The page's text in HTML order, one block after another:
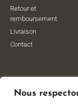
Nous
Retour et
remboursement
Livraison
Contact